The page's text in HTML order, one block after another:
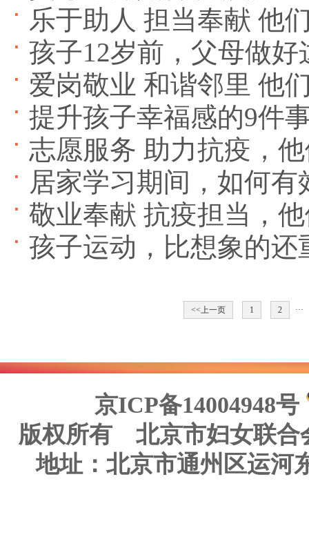
乐于助人 担当奉献 他
孩子12岁前，父母做
爱岗敬业 和谐邻里 他
提升孩子幸福感的9件
志愿服务 助力抗疫，
居家学习期间，如何
敬业奉献 抗疫担当，
孩子运动，比想象的还
<<上一页 1 2 ···
京ICP备14004948号
版权所有 北京市妇女联合
地址：北京市通州区运河